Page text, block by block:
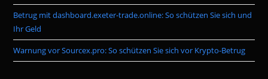
Betrug mit dashboard.exeter-trade.online: So schützen Sie sich und
Ihr Geld
Warnung vor Sourcex.pro: So schützen Sie sich vor Krypto-Betrug